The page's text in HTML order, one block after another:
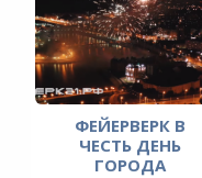
ФЕЙЕРВЕРК В
ЧЕСТЬ ДЕНЬ
ГОРОДА